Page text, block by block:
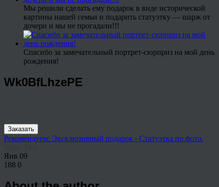
Мы решили сделать ему подарок в виде исторической
картины нашей семьи и подарить статуэтку — шарж от
дочери и мы не прогадали!!!
Спасибо за замечательный портрет-сюрприз на мой день
рождения!
Wk0BfLhzePE
Заказать
Рекомендуем: Эксклюзивный подарок - Статуэтка по фото.
Янв 09
188 0